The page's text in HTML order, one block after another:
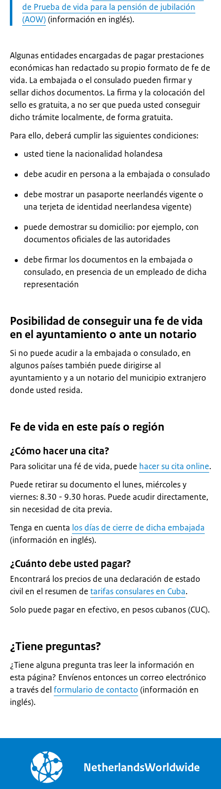
de Prueba de vida para la pensión de jubilación
(AOW)(información en inglés).
Algunas entidades encargadas de pagar prestaciones
económicas han redactado su propio formato de fe de
vida. La embajada o el consulado pueden firmar y
sellar dichos documentos. La firma y la colocación del
sello es gratuita, a no ser que pueda usted conseguir
dicho trámite localmente, de forma gratuita.
Para ello, deberá cumplir las siguientes condiciones:
usted tiene la nacionalidad holandesa
debe acudir en persona a la embajada o consulado
debe mostrar un pasaporte neerlandés vigente o
una terjeta de identidad neerlandesa vigente)
puede demostrar su domicilio: por ejemplo, con
documentos oficiales de las autoridades
debe firmar los documentos en la embajada o
consulado, en presencia de un empleado de dicha
representación
Posibilidad de conseguir una fe de vida
en el ayuntamiento o ante un notario
Si no puede acudir a la embajada o consulado, en
algunos países también puede dirigirse al
ayuntamiento y a un notario del municipio extranjero
donde usted resida.
Fe de vida en este país o región
¿Cómo hacer una cita?
Para solicitar una fé de vida, puede hacer su cita online.
Puede retirar su documento el lunes, miércoles y
viernes: 8.30 - 9.30 horas. Puede acudir directamente,
sin necesidad de cita previa.
Tenga en cuenta los días de cierre de dicha embajada
(información en inglés).
¿Cuánto debe usted pagar?
Encontrará los precios de una declaración de estado
civil en el resumen de tarifas consulares en Cuba.
Solo puede pagar en efectivo, en pesos cubanos (CUC).
¿Tiene preguntas?
¿Tiene alguna pregunta tras leer la información en
esta página? Envíenos entonces un correo electrónico
a través del formulario de contacto (información en
inglés).
NetherlandsWorldwide